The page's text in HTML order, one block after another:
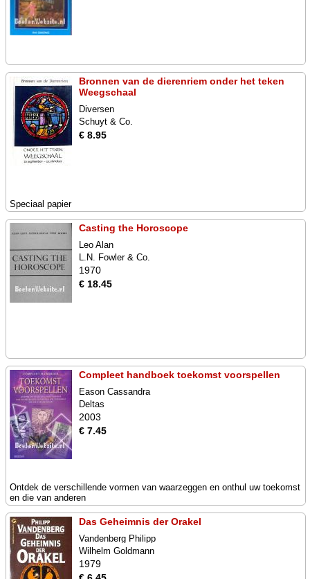
Bronnen van de dierenriem onder het teken
Weegschaal
Diversen
Schuyt & Co.
€ 8.95
Speciaal papier
Casting the Horoscope
Leo Alan
L.N. Fowler & Co.
1970
€ 18.45
Compleet handboek toekomst voorspellen
Eason Cassandra
Deltas
2003
€ 7.45
Ontdek de verschillende vormen van waarzeggen en onthul uw toekomst
en die van anderen
Das Geheimnis der Orakel
Vandenberg Philipp
Wilhelm Goldmann
1979